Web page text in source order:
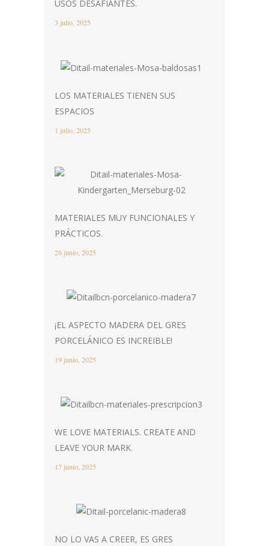
USOS DESAFIANTES.
3 julio, 2025
LOS MATERIALES TIENEN SUS
ESPACIOS
1 julio, 2025
MATERIALES MUY FUNCIONALES Y
PRÁCTICOS.
26 junio, 2025
¡EL ASPECTO MADERA DEL GRES
PORCELÁNICO ES INCREIBLE!
19 junio, 2025
WE LOVE MATERIALS. CREATE AND
LEAVE YOUR MARK.
17 junio, 2025
NO LO VAS A CREER, ES GRES